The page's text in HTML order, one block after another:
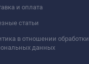
и оплата
статьи
в отношении обработки
данных